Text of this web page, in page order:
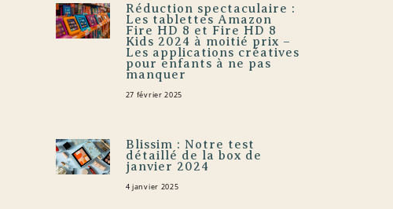
Réduction spectaculaire :
Les tablettes Amazon
Fire HD 8 et Fire HD 8
Kids 2024 à moitié prix –
Les applications créatives
pour enfants à ne pas
manquer
27 février 2025
Blissim : Notre test
détaillé de la box de
janvier 2024
4 janvier 2025